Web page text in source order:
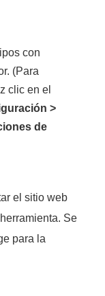
con
(Para
clic en el
>
de
el sitio web
Se
para la